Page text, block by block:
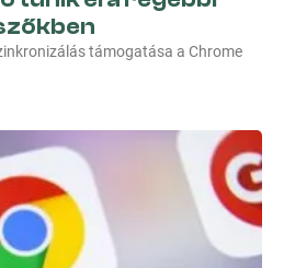
támogatása a Chrome